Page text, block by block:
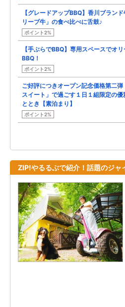
【グレードアップBBQ】香川ブラン
リーブ牛」の食べ比べに舌鼓♪
ポイント2%
【手ぶらでBBQ】専用スペースでオ
BBQ！
ポイント2%
ご好評につきオープン記念価格第二弾
スイート」で過ごす１日１組限定の優
ととき【素泊まり】
ポイント2%
ZIP!やるるぶで紹介！話題のジャ